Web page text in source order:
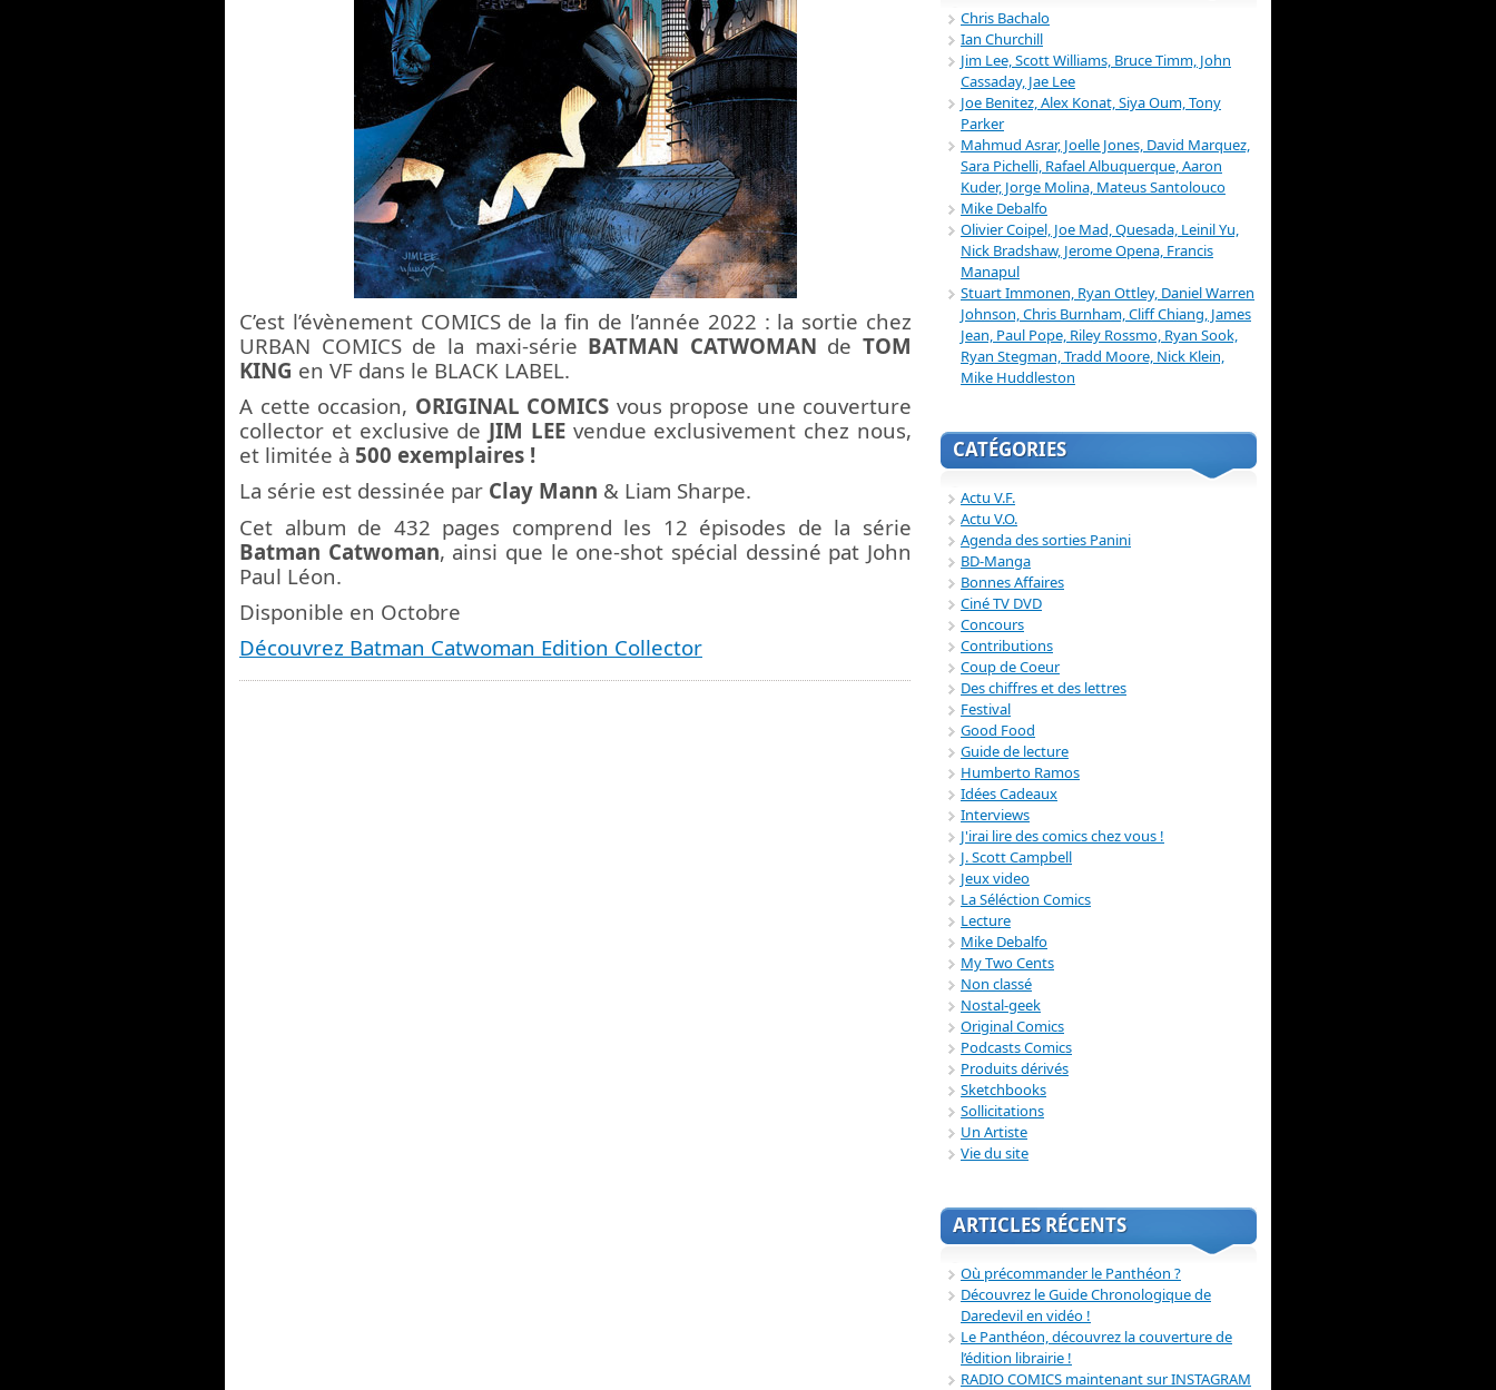
C’est l’évènement COMICS de la fin de l’année 2022 : la sortie chez
URBAN COMICS de la maxi-série BATMAN CATWOMAN de TOM
KING en VF dans le BLACK LABEL.
A cette occasion, ORIGINAL COMICS vous propose une couverture
collector et exclusive de JIM LEEvendue exclusivement chez nous,
et limitée à 500 exemplaires !
La série est dessinée par Clay Mann & Liam Sharpe.
Cet album de 432 pages comprend les 12 épisodes de la série
Batman Catwoman, ainsi que le one-shot spécial dessiné pat John
Paul Léon.
Disponible en Octobre
Découvrez Batman Catwoman Edition Collector
Chris Bachalo
Ian Churchill
Jim Lee, Scott Williams, Bruce Timm, John
Cassaday, Jae Lee
Joe Benitez, Alex Konat, Siya Oum, Tony
Parker
Mahmud Asrar, Joelle Jones, David Marquez,
Sara Pichelli, Rafael Albuquerque, Aaron
Kuder, Jorge Molina, Mateus Santolouco
Mike Debalfo
Olivier Coipel, Joe Mad, Quesada, Leinil Yu,
Nick Bradshaw, Jerome Opena, Francis
Manapul
Stuart Immonen, Ryan Ottley, Daniel Warren
Johnson, Chris Burnham, Cliff Chiang, James
Jean, Paul Pope, Riley Rossmo, Ryan Sook,
Ryan Stegman, Tradd Moore, Nick Klein,
Mike Huddleston
CATÉGORIES
Actu V.F.
Actu V.O.
Agenda des sorties Panini
BD-Manga
Bonnes Affaires
Ciné TV DVD
Concours
Contributions
Coup de Coeur
Des chiffres et des lettres
Festival
Good Food
Guide de lecture
Humberto Ramos
Idées Cadeaux
Interviews
J'irai lire des comics chez vous !
J. Scott Campbell
Jeux video
La Séléction Comics
Lecture
Mike Debalfo
My Two Cents
Non classé
Nostal-geek
Original Comics
Podcasts Comics
Produits dérivés
Sketchbooks
Sollicitations
Un Artiste
Vie du site
ARTICLES RÉCENTS
Où précommander le Panthéon ?
Découvrez le Guide Chronologique de
Daredevil en vidéo !
Le Panthéon, découvrez la couverture de
l’édition librairie !
RADIO COMICS maintenant sur INSTAGRAM